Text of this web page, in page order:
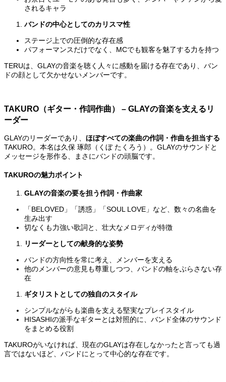
されるキャラ
バンドの中心としてのカリスマ性
ステージ上での圧倒的な存在感
パフォーマンスだけでなく、MCでも観客を魅了する力を持つ
TERUは、GLAYの音楽を聴く人々に感動を届ける存在であり、バン
ドの顔として欠かせないメンバーです。
TAKURO（ギター・作詞作曲） – GLAYの音楽を支えるリ
ーダー
GLAYのリーダーであり、 ほぼすべての楽曲の作詞・作曲を担当する
TAKURO。本名は久保 琢郎（くぼ たくろう）。GLAYのサウンドと
メッセージを形作る、まさにバンドの頭脳です。
TAKUROの魅力ポイント
GLAYの音楽の要を担う作詞・作曲家
「BELOVED」「誘惑」「SOUL LOVE」など、数々の名曲を
生み出す
切なくも力強い歌詞と、壮大なメロディが特徴
リーダーとしての献身的な姿勢
バンドの方向性を常に考え、メンバーを支える
他のメンバーの意見も尊重しつつ、バンドの軸をぶらさない存
在
ギタリストとしての独自のスタイル
シンプルながらも楽曲を支える堅実なプレイスタイル
HISASHIの派手なギターとは対照的に、バンド全体のサウンド
をまとめる役割
TAKUROがいなければ、現在のGLAYは存在しなかったと言っても過
言ではないほど、バンドにとって中心的な存在です。